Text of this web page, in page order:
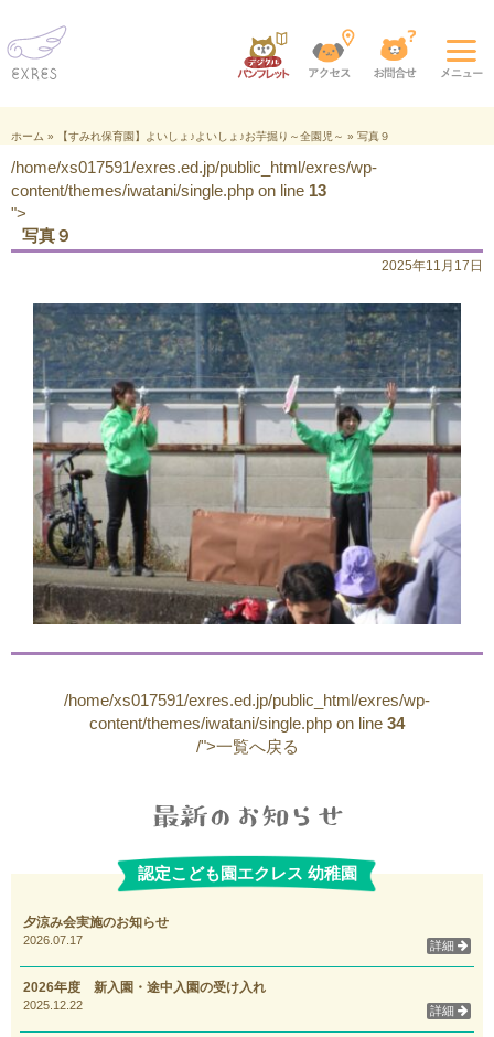
ホーム » 【すみれ保育園】よいしょ♪よいしょ♪お芋掘り～全園児～ » 写真９
/home/xs017591/exres.ed.jp/public_html/exres/wp-
content/themes/iwatani/single.php on line 13
">
写真９
2025年11月17日
/home/xs017591/exres.ed.jp/public_html/exres/wp-
content/themes/iwatani/single.php on line 34
/">一覧へ戻る
認定こども園エクレス 幼稚園
夕涼み会実施のお知らせ
2026.07.17 詳細
2026年度 新入園・途中入園の受け入れ
2025.12.22 詳細